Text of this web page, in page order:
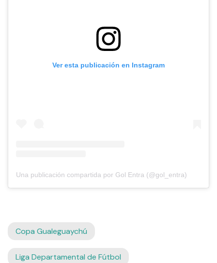
Ver esta publicación en Instagram
Una publicación compartida por Gol Entra (@gol_entra)
Copa Gualeguaychú
Liga Departamental de Fútbol